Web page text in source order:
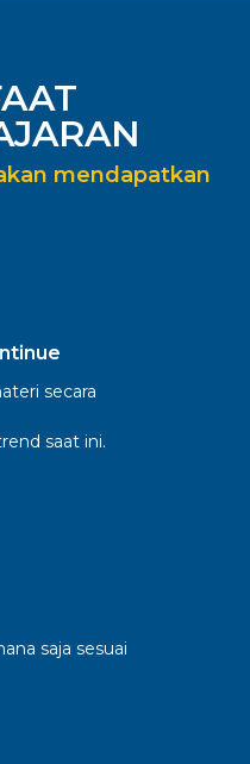
mendapatkan
secara
saat ini.
saja sesuai